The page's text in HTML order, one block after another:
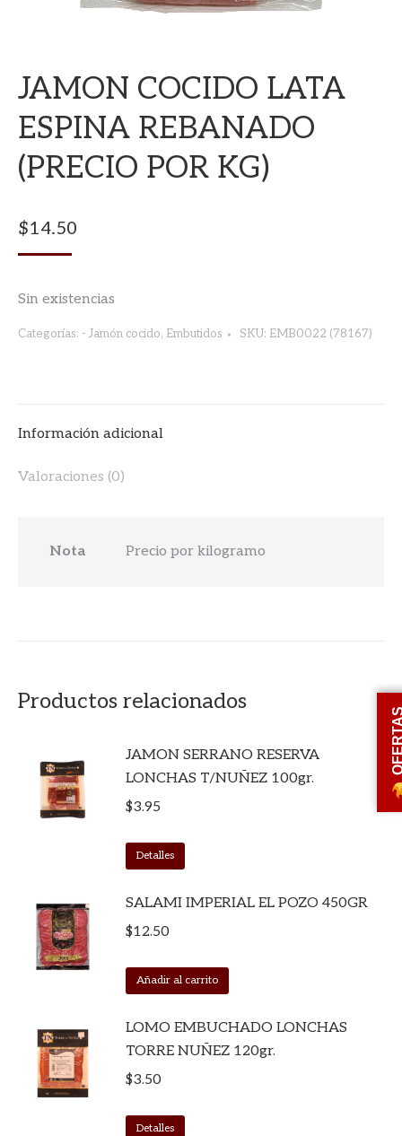
JAMON COCIDO LATA
ESPINA REBANADO
(PRECIO POR KG)
$14.50
Sin existencias
Categorías: - Jamón cocido, Embutidos SKU: EMB0022 (78167)
Información adicional
Valoraciones (0)
Nota Precio por kilogramo
Productos relacionados
JAMON SERRANO RESERVA
LONCHAS T/NUÑEZ 100gr.
$3.95
Detalles
SALAMI IMPERIAL EL POZO 450GR
$12.50
Añadir al carrito
LOMO EMBUCHADO LONCHAS
TORRE NUÑEZ 120gr.
$3.50
Detalles